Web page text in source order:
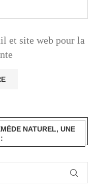
et site web pour la
NATUREL, UNE